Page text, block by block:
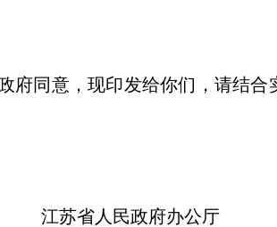
府同意，现印发给你们，请结合
办公厅